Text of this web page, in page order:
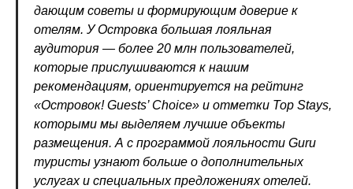
дающим советы и формирующим доверие к
отелям. У Островка большая лояльная
аудитория — более 20 млн пользователей,
которые прислушиваются к нашим
рекомендациям, ориентируется на рейтинг
«Островок! Guests’ Choice» и отметки Top Stays,
которыми мы выделяем лучшие объекты
размещения. А с программой лояльности Guru
туристы узнают больше о дополнительных
услугах и специальных предложениях отелей.